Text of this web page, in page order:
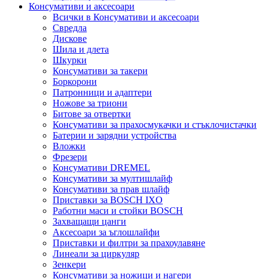
Консумативи и аксесоари
Всички в Консумативи и аксесоари
Свредла
Дискове
Шила и длета
Шкурки
Консумативи за такери
Боркорони
Патронници и адаптери
Ножове за триони
Битове за отвертки
Консумативи за прахосмукачки и стъклочистачки
Батерии и зарядни устройства
Вложки
Фрезери
Консумативи DREMEL
Консумативи за мултишлайф
Консумативи за прав шлайф
Приставки за BOSCH IXO
Работни маси и стойки BOSCH
Захващащи цанги
Аксесоари за ъглошлайфи
Приставки и филтри за прахоулавяне
Линеали за циркуляр
Зенкери
Консумативи за ножици и нагери